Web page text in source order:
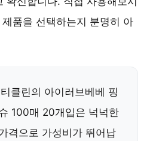
품을 선택하는지 분명히 아
클린의 아이러브베베 핑
100매 20개입은 넉넉한
격으로 가성비가 뛰어납